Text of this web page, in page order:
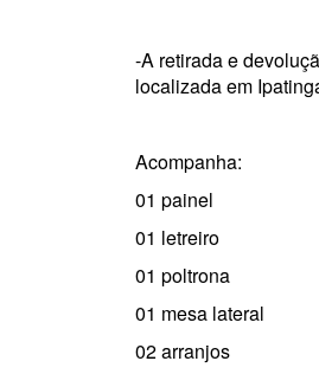
-A retirada e
localizada em
Acompanha:
01 painel
01 letreiro
01 poltrona
01 mesa lateral
02 arranjos